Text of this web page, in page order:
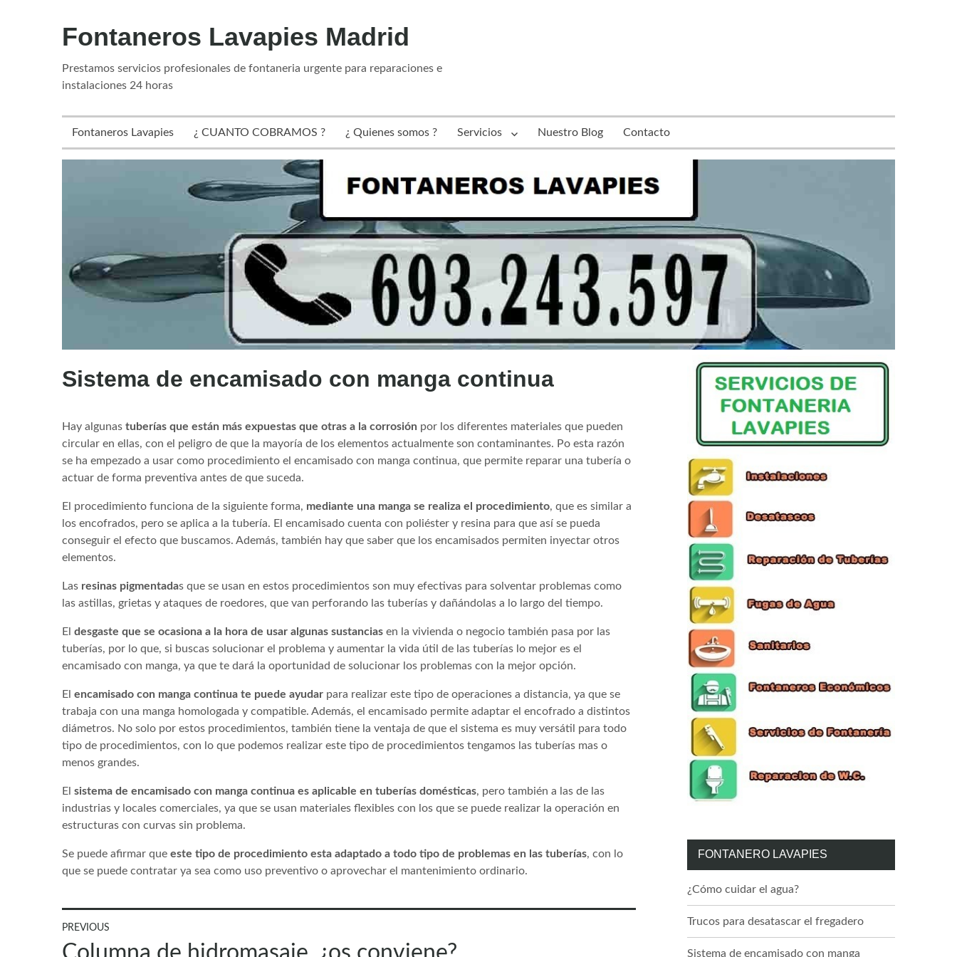
Fontaneros Lavapies Madrid
Prestamos servicios profesionales de fontaneria urgente para reparaciones e
instalaciones 24 horas
Fontaneros Lavapies ¿ CUANTO COBRAMOS ? ¿ Quienes somos ? Servicios Nuestro Blog Contacto
Sistema de encamisado con manga continua
Hay algunas tuberías que están más expuestas que otras a la corrosión por los diferentes materiales que pueden
circular en ellas, con el peligro de que la mayoría de los elementos actualmente son contaminantes. Po esta razón
se ha empezado a usar como procedimiento el encamisado con manga continua, que permite reparar una tubería o
actuar de forma preventiva antes de que suceda.
El procedimiento funciona de la siguiente forma, mediante una manga se realiza el procedimiento, que es similar a
los encofrados, pero se aplica a la tubería. El encamisado cuenta con poliéster y resina para que así se pueda
conseguir el efecto que buscamos. Además, también hay que saber que los encamisados permiten inyectar otros
elementos.
Las resinas pigmentadas que se usan en estos procedimientos son muy efectivas para solventar problemas como
las astillas, grietas y ataques de roedores, que van perforando las tuberías y dañándolas a lo largo del tiempo.
El desgaste que se ocasiona a la hora de usar algunas sustancias en la vivienda o negocio también pasa por las
tuberías, por lo que, si buscas solucionar el problema y aumentar la vida útil de las tuberías lo mejor es el
encamisado con manga, ya que te dará la oportunidad de solucionar los problemas con la mejor opción.
El encamisado con manga continua te puede ayudar para realizar este tipo de operaciones a distancia, ya que se
trabaja con una manga homologada y compatible. Además, el encamisado permite adaptar el encofrado a distintos
diámetros. No solo por estos procedimientos, también tiene la ventaja de que el sistema es muy versátil para todo
tipo de procedimientos, con lo que podemos realizar este tipo de procedimientos tengamos las tuberías mas o
menos grandes.
El sistema de encamisado con manga continua es aplicable en tuberías domésticas, pero también a las de las
industrias y locales comerciales, ya que se usan materiales flexibles con los que se puede realizar la operación en
estructuras con curvas sin problema.
Se puede afirmar que este tipo de procedimiento esta adaptado a todo tipo de problemas en las tuberías, con lo
que se puede contratar ya sea como uso preventivo o aprovechar el mantenimiento ordinario.
Navegación
PREVIOUS
Previous
FONTANERO LAVAPIES
¿Cómo cuidar el agua?
Trucos para desatascar el fregadero
Sistema de encamisado con manga